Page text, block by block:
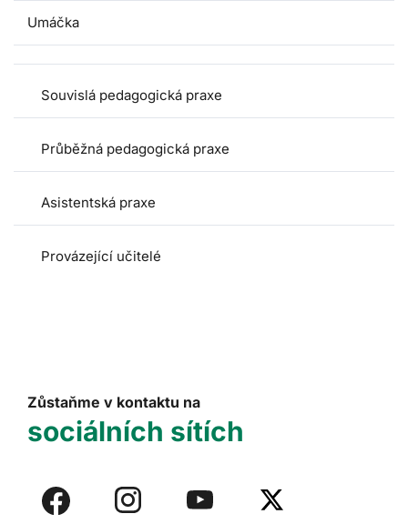
Umáčka
Souvislá pedagogická praxe
Průběžná pedagogická praxe
Asistentská praxe
Provázející učitelé
Zůstaňme v kontaktu na
sociálních sítích